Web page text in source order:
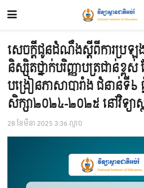
សេចក្ដីជូនដំណឹងស្ដីពីការប្រឡ
និស្សិតថ្នាក់បរិញ្ញាបត្រជាន់ខ្ពស់
បង្រៀនភាសាបារំាង ជំនាន់ទី៦ ឆ្
សិក្សា២០២៤-២០២៥ នៅវិទ្យាស្
28 ខែ​មីនា 2025 3:36 ល្ងាច